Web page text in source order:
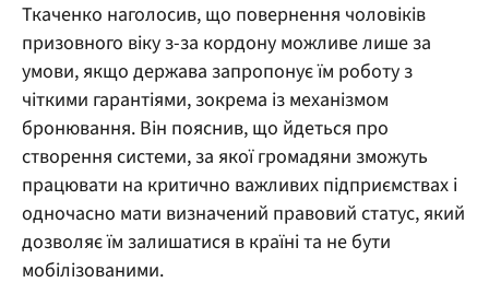
Ткаченко наголосив, що повернення чоловіків
призовного віку з-за кордону можливе лише за
умови, якщо держава запропонує їм роботу з
чіткими гарантіями, зокрема із механізмом
бронювання. Він пояснив, що йдеться про
створення системи, за якої громадяни зможуть
працювати на критично важливих підприємствах і
одночасно мати визначений правовий статус, який
дозволяє їм залишатися в країні та не бути
мобілізованими.